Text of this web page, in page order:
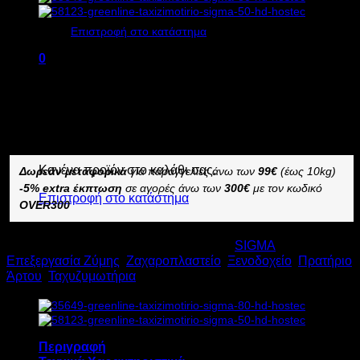
Κανένα προϊόν στο καλάθι σας.
Επιστροφή στο κατάστημα
0
Κανένα προϊόν στο καλάθι σας.
Επιστροφή στο κατάστημα
Δωρεάν μεταφορικάγια παραγγελίες άνω των 99€(έως 10kg)
-5% extra έκπτωση σε αγορές άνω των 300€με τον κωδικό
OVER300
SIGMA
Επεξεργασία Ζύμης Ζαχαροπλαστείο Ξενοδοχείο Πρατήριο
Άρτου Ταχυζυμωτήρια
Περιγραφή